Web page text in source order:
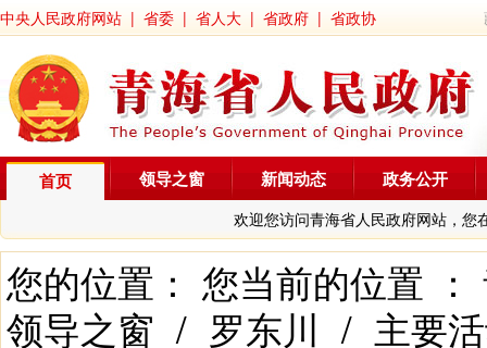
中央人民政府网站 | 省委 | 省人大 | 省政府 | 省政协
首页
欢迎您访问青海省人民政府网站，您
领导之窗 新闻动态 政务公开
您的位置： 您当前的位置 ：
领导之窗 / 罗东川 / 主要